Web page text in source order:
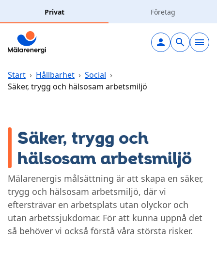
Privat Företag
Elavtal
Elnät
Solceller
Fjärrvärme
Vatten & avlopp
Hållbarhet
Start › Hållbarhet › Social ›
Säker, trygg och hälsosam arbetsmiljö
Säker, trygg och
hälsosam arbetsmiljö
Mälarenergis målsättning är att skapa en säker,
trygg och hälsosam arbetsmiljö, där vi
eftersträvar en arbetsplats utan olyckor och
utan arbetssjukdomar. För att kunna uppnå det
så behöver vi också förstå våra största risker.